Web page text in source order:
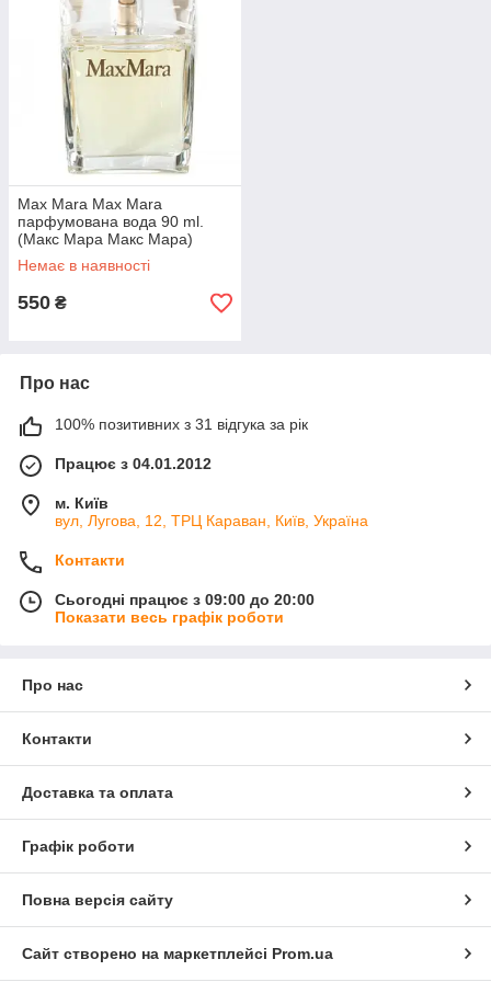
Max Mara Max Mara
парфумована вода 90 ml.
(Макс Мара Макс Мара)
Немає в наявності
550 ₴
Про нас
100% позитивних з 31 відгука за рік
Працює з 04.01.2012
м. Київ
вул, Лугова, 12, ТРЦ Караван, Київ, Україна
Контакти
Сьогодні працює з 09:00 до 20:00
Показати весь графік роботи
Про нас
Контакти
Доставка та оплата
Графік роботи
Повна версія сайту
Сайт створено на маркетплейсі Prom.ua